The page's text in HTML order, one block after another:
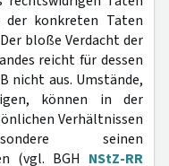
konkreten Taten
bloße Verdacht der
reicht für dessen
nicht aus. Umstände,
können in der
Verhältnissen
seinen
(vgl. BGH NStZ-RR